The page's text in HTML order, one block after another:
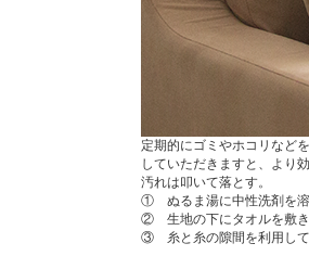
定期的にゴミやホコリなど
していただきますと、より
汚れは叩いて落とす。
① ぬるま湯に中性洗剤を溶
② 生地の下にタオルを敷き
③ 糸と糸の隙間を利用して